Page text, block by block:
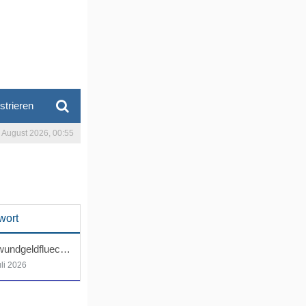
August 2026, 00:55
Schwundgeldfluechter
2026